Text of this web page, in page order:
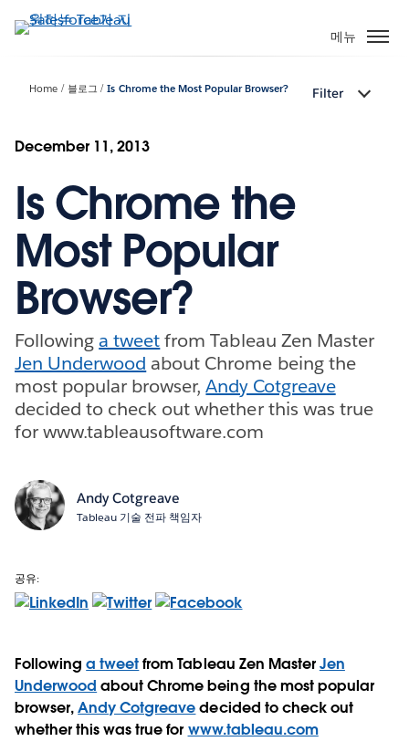
요
메뉴
Home 블로그 Is Chrome the Most Popular Browser? Filter
December 11, 2013
Is Chrome the
Most Popular
Browser?
Following a tweetfrom Tableau Zen Master
Jen Underwood about Chrome being the
most popular browser,Andy Cotgreave
decided to check out whether this was true
for www.tableausoftware.com
Andy Cotgreave
Tableau 기술 전파 책임자
공유:
Followinga tweetfrom Tableau Zen MasterJen
Underwood about Chrome being the most popular
browser,Andy Cotgreavedecided to check out
whether this was true for www.tableau.com